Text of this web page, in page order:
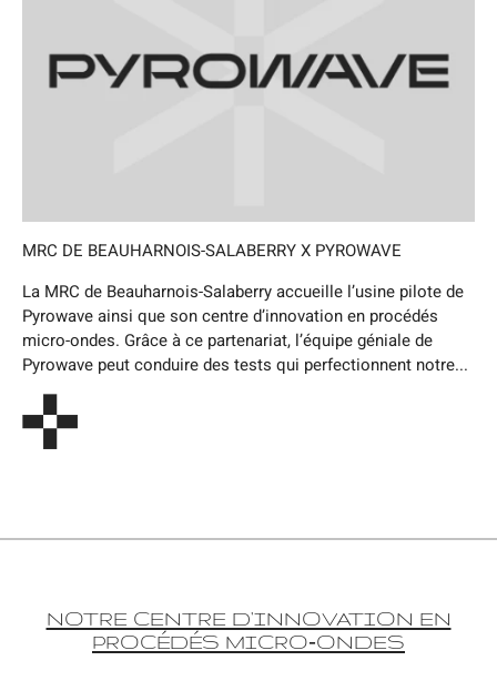
MRC DE BEAUHARNOIS-SALABERRY X PYROWAVE
La MRC de Beauharnois-Salaberry accueille l’usine pilote de
Pyrowave ainsi que son centre d’innovation en procédés
micro-ondes. Grâce à ce partenariat, l’équipe géniale de
Pyrowave peut conduire des tests qui perfectionnent notre...
NOTRE CENTRE D'INNOVATION EN
PROCÉDÉS MICRO‑ONDES